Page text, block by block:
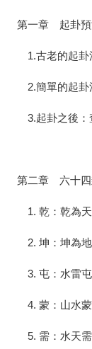
第一章 起卦預
1.古老的起卦
2.簡單的起卦
3.起卦之後：
第二章 六十四
1. 乾：乾為天
2. 坤：坤為地
3. 屯：水雷屯
4. 蒙：山水蒙
5. 需：水天需